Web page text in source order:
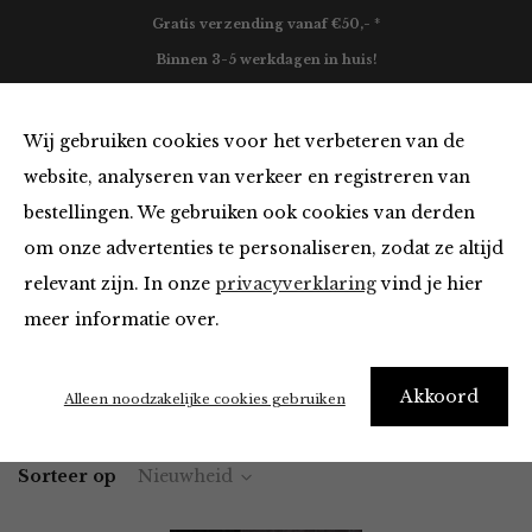
Wij gebruiken cookies voor het verbeteren van de
website, analyseren van verkeer en registreren van
bestellingen. We gebruiken ook cookies van derden
om onze advertenties te personaliseren, zodat ze altijd
relevant zijn. In onze privacyverklaringvind je hier
meer informatie over.
Akkoord
Alleen noodzakelijke cookies gebruiken
Gratis verzending vanaf €50,- *
Binnen 3-5 werkdagen in huis!
Vesten en Truien
Home Winkel Kleding Vesten en Truien
Sorteer op Nieuwheid